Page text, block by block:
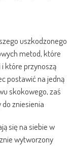
uszkodzonego
metod, które
które przynoszą
postawić na jedną
skokowego, zaś
zniesienia
się na siebie w
wytworzony